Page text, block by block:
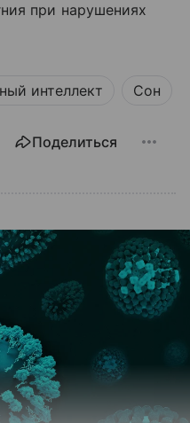
при нарушениях
интеллект Сон
Поделиться